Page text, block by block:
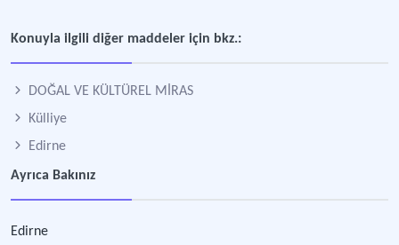
Konuyla ilgili diğer maddeler için bkz.:
DOĞAL VE KÜLTÜREL MİRAS
Külliye
Edirne
Ayrıca Bakınız
Edirne